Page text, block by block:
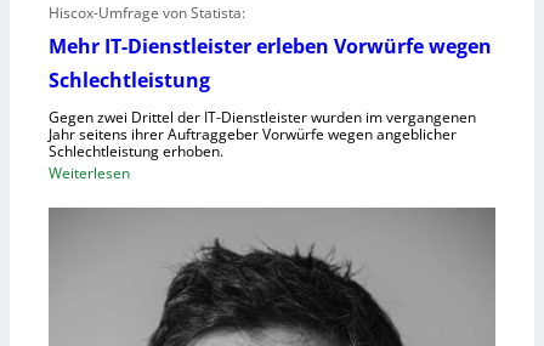
Hiscox-Umfrage von Statista:
Mehr IT-Dienstleister erleben Vorwürfe wegen
Schlechtleistung
Gegen zwei Drittel der IT-Dienstleister wurden im vergangenen
Jahr seitens ihrer Auftraggeber Vorwürfe wegen angeblicher
Schlechtleistung erhoben.
Weiterlesen: